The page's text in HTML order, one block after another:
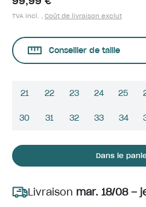
TVA incl. , Coût de livraison exclut
Conseiller de taille
21 22 23 24 25
30 31 32 33 34
Dans le
Livraison mar. 18/08 –